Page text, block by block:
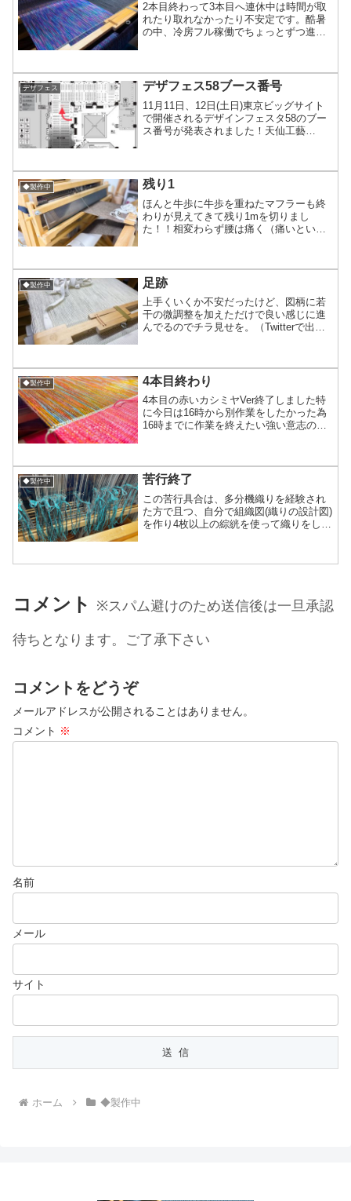
2本目終わって3本目へ連休中は時間が取
れたり取れなかったり不安定です。酷暑
の中、冷房フル稼働でちょっとずつ進行
うかな(*´ω`*)部屋がいくら冷房効いてて
も、真冬...
デザフェス デザフェス58ブース番号
11月11日、12日(土日)東京ビッグサイト
で開催されるデザインフェスタ58のブー
ス番号が発表されました！天仙工藝
んでみました...
◆製作中 残り1
ほんと牛歩に牛歩を重ねたマフラーも終
わりが見えてきて残り1mを切りまし
た！！相変わらず腰は痛く（痛いという
Clubhouseで「工芸とは」を語り合う部
屋の有益な会話を聴きな...
◆製作中 足跡
上手くいくか不安だったけど、図柄に若
干の微調整を加えただけで良い感じに進
んでるのでチラ見せを。（Twitterで出し
『コンクリート流したてを歩いた猫ちゃ
ん』です(笑)そし...
◆製作中 4本目終わり
4本目の赤いカシミヤVer終了しました特
に今日は16時から別作業をしたかった為
16時までに作業を終えたい強い意志の元
た！！日曜日はお休みをし、月曜からは5
本目ス...
◆製作中 苦行終了
この苦行具合は、多分機織りを経験され
た方で且つ、自分で組織図(織りの設計図)
を作り4枚以上の綜絖を使って織りをした
のみ使用で1→8番に順番に通すという動
コメント ※スパム避けのため送信後は一旦承認
待ちとなります。ご了承下さい
コメントをどうぞ
メールアドレスが公開されることはありません。
コメント ※
名前
メール
サイト
ホーム ◆製作中